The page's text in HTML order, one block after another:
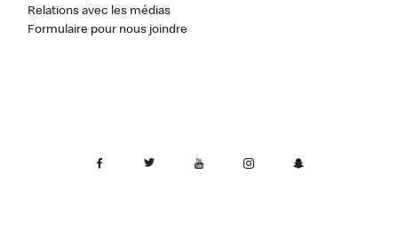
Relations avec les médias
Formulaire pour nous joindre